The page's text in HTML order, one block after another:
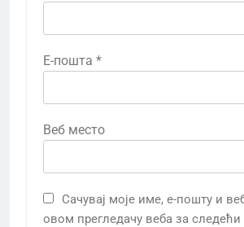
Е-пошта *
Веб место
Сачувај моје име, е-пошту и
овом прегледачу веба за следећи